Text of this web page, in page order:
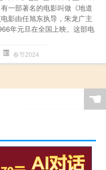
一部著名的电影叫做《地道
影由任旭东执导，朱龙广主
年元旦在全国上映。这部电
春节2024
☚